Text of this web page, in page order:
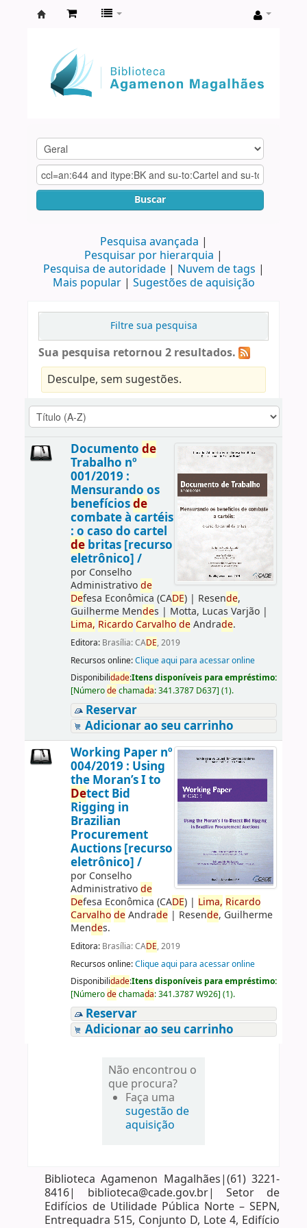
Agamenon
Magalhães
Buscar
Pesquisa avançada
Pesquisar por hierarquia
Pesquisa de autoridade
Nuvem de tags
Mais popular
Sugestões de aquisição
Filtre sua pesquisa
Sua pesquisa retornou 2 resultados.
Desculpe, sem sugestões.
Documento de
Trabalho nº
001/2019 :
Mensurando os
benefíciosde
combate à cartéis
: o caso do cartel
debritas [recurso
eletrônico] /
por Conselho
Administrativode
Defesa Econômica (CADE)| Resende,
Guilherme Mendes | Motta, Lucas Varjão|
Lima, Ricardo Carvalho deAndrade.
Editora: Brasília: CADE, 2019
Recursos online:Clique aqui para acessar online
Disponibilidade:Itens disponíveis para empréstimo:
[Númerodechamada:341.3787 D637] (1).
Reservar
Adicionar ao seu carrinho
Working Paper nº
004/2019 : Using
the Moran’s I to
Detect Bid
Rigging in
Brazilian
Procurement
Auctions [recurso
eletrônico] /
por Conselho
Administrativode
Defesa Econômica (CADE)| Lima, Ricardo
Carvalho deAndrade| Resende, Guilherme
Mendes.
Editora: Brasília: CADE, 2019
Recursos online:Clique aqui para acessar online
Disponibilidade:Itens disponíveis para empréstimo:
[Númerodechamada:341.3787 W926] (1).
Reservar
Adicionar ao seu carrinho
Não encontrou o
que procura?
Faça uma
sugestão de
aquisição
Biblioteca Agamenon Magalhães|(61) 3221-
8416| biblioteca@cade.gov.br| Setor de
Edifícios de Utilidade Pública Norte – SEPN,
Entrequadra 515, Conjunto D, Lote 4, Edifício